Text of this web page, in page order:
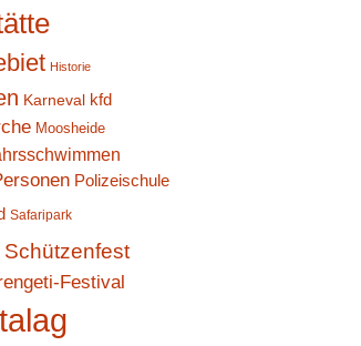
Historie
Karneval kfd
Moosheide
Polizeischule
Safaripark
Schützenfest
Festival